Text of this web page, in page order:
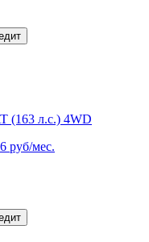
(163 л.с.) 4WD
руб/мес.